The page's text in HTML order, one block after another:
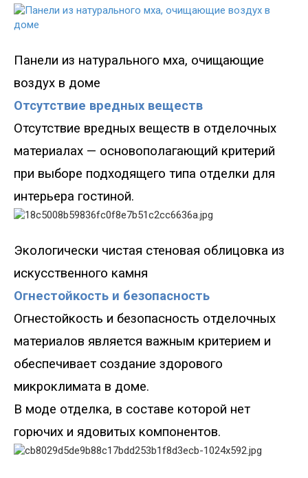
Панели из натурального мха, очищающие
воздух в доме
Отсутствие вредных веществ
Отсутствие вредных веществ в отделочных
материалах — основополагающий критерий
при выборе подходящего типа отделки для
интерьера гостиной.
Экологически чистая стеновая облицовка из
искусственного камня
Огнестойкость и безопасность
Огнестойкость и безопасность отделочных
материалов является важным критерием и
обеспечивает создание здорового
микроклимата в доме.
В моде отделка, в составе которой нет
горючих и ядовитых компонентов.